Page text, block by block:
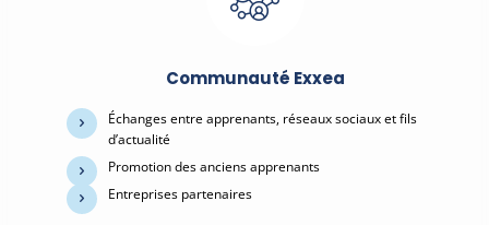
Communauté Exxea
Échanges entre apprenants, réseaux sociaux et fils
d’actualité
Promotion des anciens apprenants
Entreprises partenaires